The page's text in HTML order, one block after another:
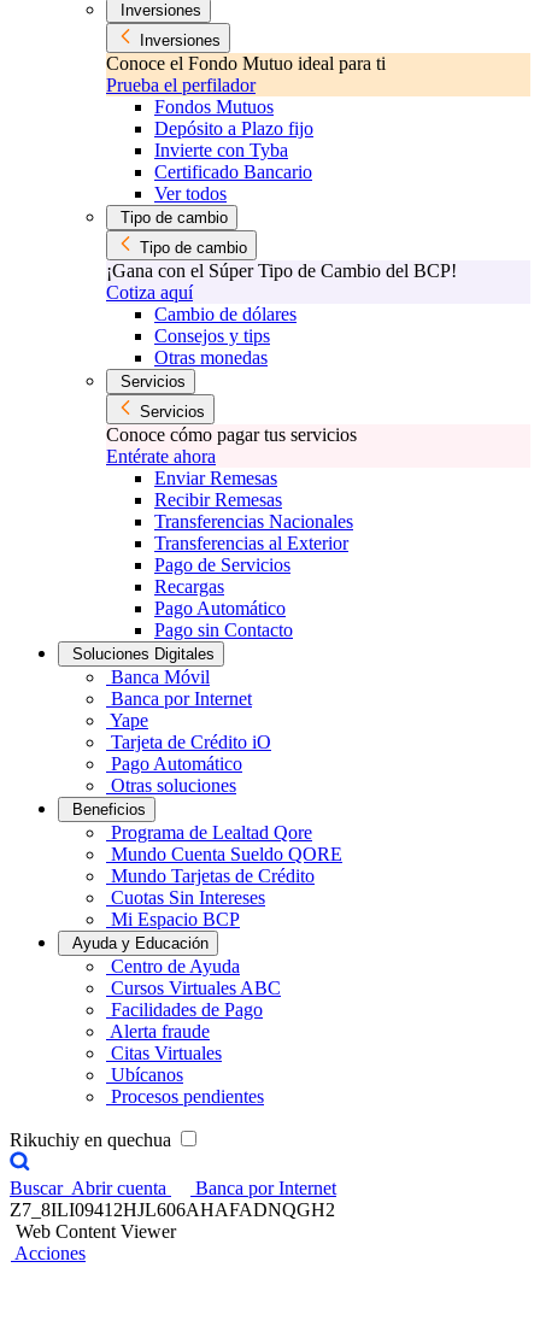
Inversiones
Inversiones
Conoce el Fondo Mutuo ideal para ti
Prueba el perfilador
Fondos Mutuos
Depósito a Plazo fijo
Invierte con Tyba
Certificado Bancario
Ver todos
Tipo de cambio
Tipo de cambio
¡Gana con el Súper Tipo de Cambio del BCP!
Cotiza aquí
Cambio de dólares
Consejos y tips
Otras monedas
Servicios
Servicios
Conoce cómo pagar tus servicios
Entérate ahora
Enviar Remesas
Recibir Remesas
Transferencias Nacionales
Transferencias al Exterior
Pago de Servicios
Recargas
Pago Automático
Pago sin Contacto
Soluciones Digitales
Banca Móvil
Banca por Internet
Yape
Tarjeta de Crédito iO
Pago Automático
Otras soluciones
Beneficios
Programa de Lealtad Qore
Mundo Cuenta Sueldo QORE
Mundo Tarjetas de Crédito
Cuotas Sin Intereses
Mi Espacio BCP
Ayuda y Educación
Centro de Ayuda
Cursos Virtuales ABC
Facilidades de Pago
Alerta fraude
Citas Virtuales
Ubícanos
Procesos pendientes
Rikuchiy en quechua
Buscar Abrir cuenta
Banca por Internet
Z7_8ILI09412HJL606AHAFADNQGH2
Web Content Viewer
Acciones